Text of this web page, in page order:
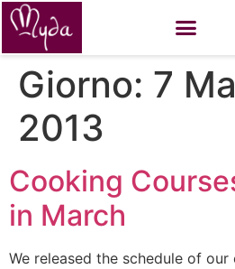
Giorno: 7
2013
Cooking
in March
We released the schedule of